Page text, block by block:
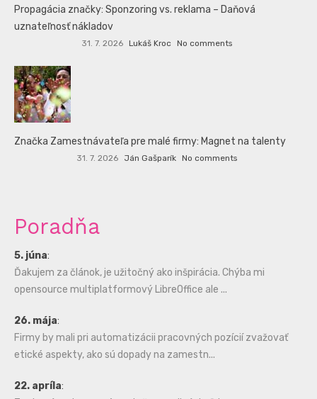
Propagácia značky: Sponzoring vs. reklama – Daňová
uznateľnosť nákladov
31. 7. 2026 Lukáš Kroc No comments
Značka Zamestnávateľa pre malé firmy: Magnet na talenty
31. 7. 2026 Ján Gašparík No comments
Poradňa
5. júna:
Ďakujem za článok, je užitočný ako inšpirácia. Chýba mi
opensource multiplatformový LibreOffice ale ...
26. mája:
Firmy by mali pri automatizácii pracovných pozícií zvažovať
etické aspekty, ako sú dopady na zamestn...
22. apríla: